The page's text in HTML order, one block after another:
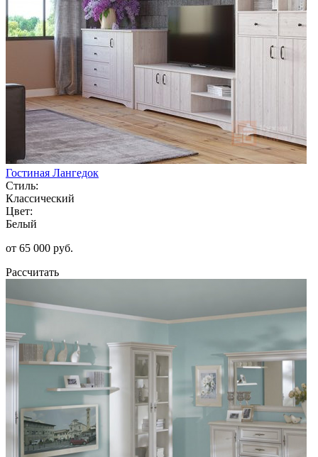
Гостиная Лангедок
Стиль:
Классический
Цвет:
Белый
от 65 000 руб.
Рассчитать